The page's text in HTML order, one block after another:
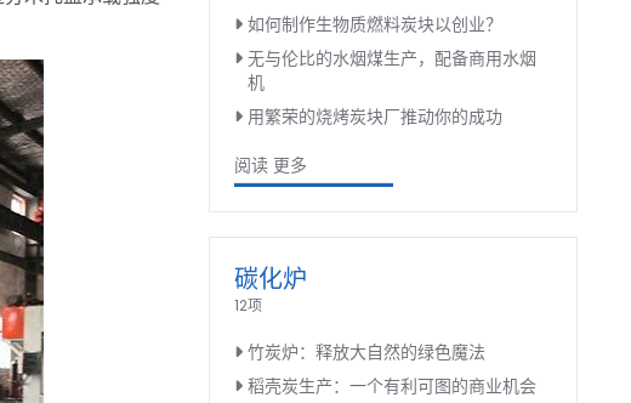
如何制作生物质燃料炭块以创业？
无与伦比的水烟煤生产，配备商用水烟
机
用繁荣的烧烤炭块厂推动你的成功
阅读 更多
碳化炉
12项
竹炭炉：释放大自然的绿色魔法
稻壳炭生产：一个有利可图的商业机会